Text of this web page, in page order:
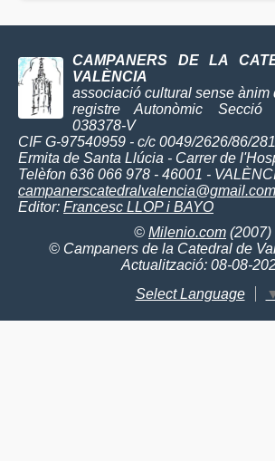
CAMPANERS DE LA
VALÈNCIA
associació cultural sense ànim
registre Autonòmic Secció
038378-V
CIF G-97540959 - c/c 0049/2626/86/
Ermita de Santa Llúcia - Carrer de
Telèfon 636 066 978 - 46001 -
campanerscatedralvalencia@gmail.com
Editor: Francesc LLOP i BAYO
© Milenio.com (2007)
© Campaners de la Catedral de
Actualització: 08-08-
Select Language